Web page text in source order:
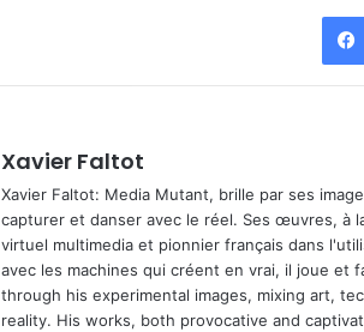
Xavier Faltot
Xavier Faltot: Media Mutant, brille par ses
capturer et danser avec le réel. Ses œuvres, à
virtuel multimedia et pionnier français dans
avec les machines qui créent en vrai, il joue et
through his experimental images, mixing art,
reality. His works, both provocative and